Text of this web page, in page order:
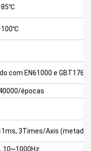
com EN61000 e
épocas
3Times/Axis (metade
10~1000Hz